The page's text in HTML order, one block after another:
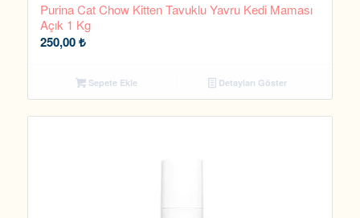
Purina Cat Chow Kitten Tavuklu Yavru Kedi Maması
Açık 1 Kg
250,00₺
Sepete Ekle Detayları Göster